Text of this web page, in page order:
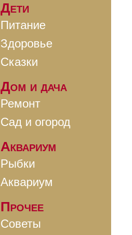
Дети
Питание
Здоровье
Сказки
Дом и дача
Ремонт
Сад и огород
Аквариум
Рыбки
Аквариум
Прочее
Советы